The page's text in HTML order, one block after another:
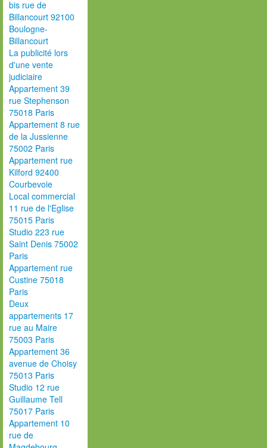
bis rue de
Billancourt 92100
Boulogne-
Billancourt
La publicité lors
d'une vente
judiciaire
Appartement 39
rue Stephenson
75018 Paris
Appartement 8 rue
de la Jussienne
75002 Paris
Appartement rue
Kilford 92400
Courbevoie
Local commercial
11 rue de l'Eglise
75015 Paris
Studio 223 rue
Saint Denis 75002
Paris
Appartement rue
Custine 75018
Paris
Deux
appartements 17
rue au Maire
75003 Paris
Appartement 36
avenue de Choisy
75013 Paris
Studio 12 rue
Guillaume Tell
75017 Paris
Appartement 10
rue de